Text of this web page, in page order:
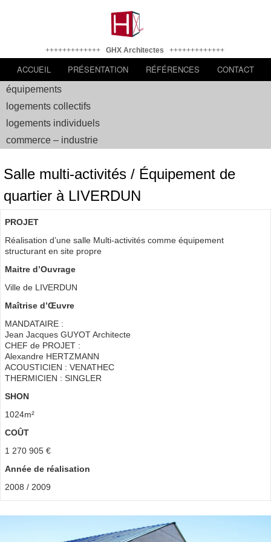
+++++++++++++ GHX Architectes +++++++++++++
ACCUEIL PRÉSENTATION RÉFÉRENCES CONTACT
équipements
logements collectifs
logements individuels
commerce – industrie
Salle multi-activités / Équipement de
quartier à LIVERDUN
PROJET
Réalisation d’une salle Multi-activités comme équipement
structurant en site propre
Maitre d’Ouvrage
Ville de LIVERDUN
Maîtrise d’Œuvre
MANDATAIRE :
Jean Jacques GUYOT Architecte
CHEF de PROJET :
Alexandre HERTZMANN
ACOUSTICIEN : VENATHEC
THERMICIEN : SINGLER
SHON
1024m²
COÛT
1 270 905 €
Année de réalisation
2008 / 2009